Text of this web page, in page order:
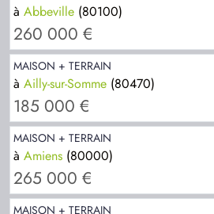
TERRAIN CONSTRUCTIBLE
àFlixecourt(80420)
40 000 €
TERRAIN CONSTRUCTIBLE
àLongueau (80330)
111 500 €
TERRAIN CONSTRUCTIBLE
àMers-les-Bains
44 025 €
à Abbeville (80100)
260 000 €
MAISON + TERRAIN
à Ailly-sur-Somme (80470)
185 000 €
MAISON + TERRAIN
à Amiens (80000)
265 000 €
MAISON + TERRAIN